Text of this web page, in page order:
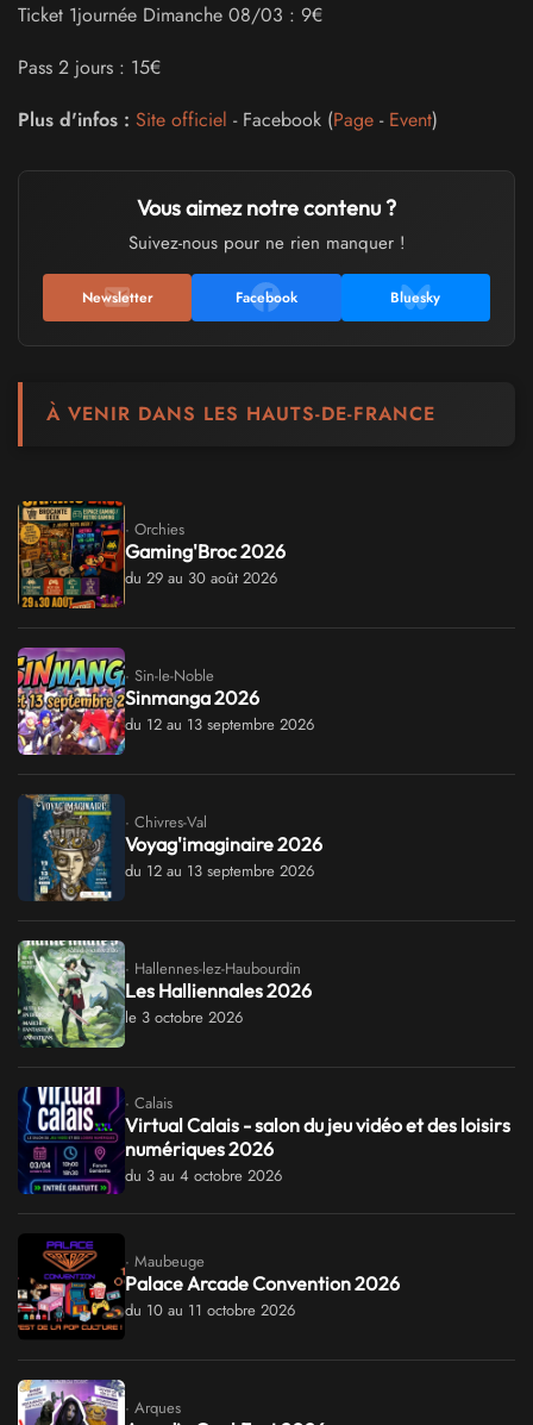
Ticket 1journée Dimanche 08/03 : 9€
Pass 2 jours : 15€
Plus d'infos : Site officiel - Facebook (Page - Event)
Vous aimez notre contenu ?
Suivez-nous pour ne rien manquer !
Newsletter Facebook Bluesky
À VENIR DANS LES HAUTS-DE-FRANCE
· Orchies
Gaming'Broc 2026
du 29 au 30 août 2026
· Sin-le-Noble
Sinmanga 2026
du 12 au 13 septembre 2026
· Chivres-Val
Voyag'imaginaire 2026
du 12 au 13 septembre 2026
· Hallennes-lez-Haubourdin
Les Halliennales 2026
le 3 octobre 2026
· Calais
Virtual Calais - salon du jeu vidéo et des loisirs
numériques 2026
du 3 au 4 octobre 2026
· Maubeuge
Palace Arcade Convention 2026
du 10 au 11 octobre 2026
· Arques